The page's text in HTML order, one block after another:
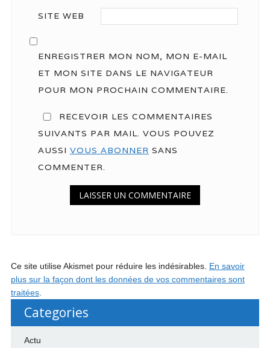
SITE WEB
ENREGISTRER MON NOM, MON E-MAIL
ET MON SITE DANS LE NAVIGATEUR
POUR MON PROCHAIN COMMENTAIRE.
RECEVOIR LES COMMENTAIRES
SUIVANTS PAR MAIL. VOUS POUVEZ
AUSSI VOUS ABONNER SANS
COMMENTER.
Ce site utilise Akismet pour réduire les indésirables. En savoir
plus sur la façon dont les données de vos commentaires sont
traitées.
Categories
Actu